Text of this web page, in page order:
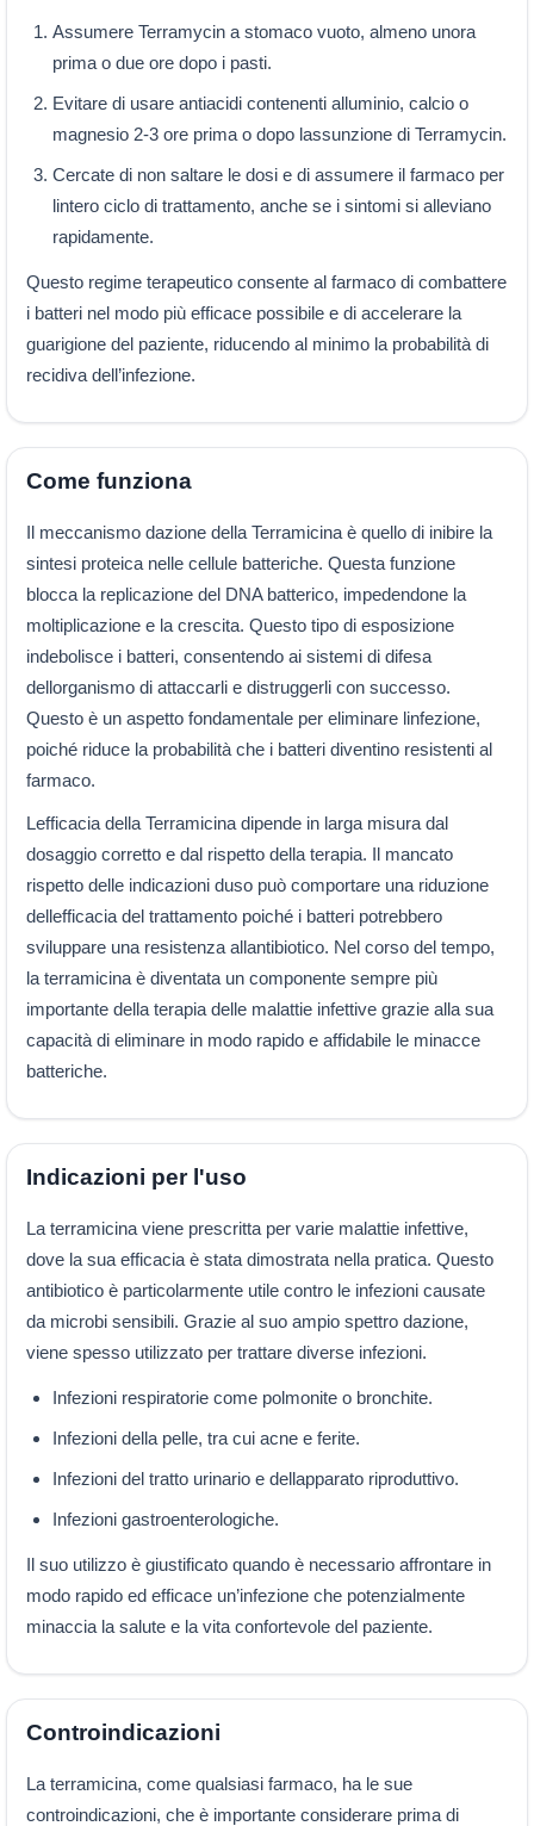
Assumere Terramycin a stomaco vuoto, almeno unora
prima o due ore dopo i pasti.
Evitare di usare antiacidi contenenti alluminio, calcio o
magnesio 2-3 ore prima o dopo lassunzione di Terramycin.
Cercate di non saltare le dosi e di assumere il farmaco per
lintero ciclo di trattamento, anche se i sintomi si alleviano
rapidamente.
Questo regime terapeutico consente al farmaco di combattere
i batteri nel modo più efficace possibile e di accelerare la
guarigione del paziente, riducendo al minimo la probabilità di
recidiva dell’infezione.
Come funziona
Il meccanismo dazione della Terramicina è quello di inibire la
sintesi proteica nelle cellule batteriche. Questa funzione
blocca la replicazione del DNA batterico, impedendone la
moltiplicazione e la crescita. Questo tipo di esposizione
indebolisce i batteri, consentendo ai sistemi di difesa
dellorganismo di attaccarli e distruggerli con successo.
Questo è un aspetto fondamentale per eliminare linfezione,
poiché riduce la probabilità che i batteri diventino resistenti al
farmaco.
Lefficacia della Terramicina dipende in larga misura dal
dosaggio corretto e dal rispetto della terapia. Il mancato
rispetto delle indicazioni duso può comportare una riduzione
dellefficacia del trattamento poiché i batteri potrebbero
sviluppare una resistenza allantibiotico. Nel corso del tempo,
la terramicina è diventata un componente sempre più
importante della terapia delle malattie infettive grazie alla sua
capacità di eliminare in modo rapido e affidabile le minacce
batteriche.
Indicazioni per l'uso
La terramicina viene prescritta per varie malattie infettive,
dove la sua efficacia è stata dimostrata nella pratica. Questo
antibiotico è particolarmente utile contro le infezioni causate
da microbi sensibili. Grazie al suo ampio spettro dazione,
viene spesso utilizzato per trattare diverse infezioni.
Infezioni respiratorie come polmonite o bronchite.
Infezioni della pelle, tra cui acne e ferite.
Infezioni del tratto urinario e dellapparato riproduttivo.
Infezioni gastroenterologiche.
Il suo utilizzo è giustificato quando è necessario affrontare in
modo rapido ed efficace un’infezione che potenzialmente
minaccia la salute e la vita confortevole del paziente.
Controindicazioni
La terramicina, come qualsiasi farmaco, ha le sue
controindicazioni, che è importante considerare prima di